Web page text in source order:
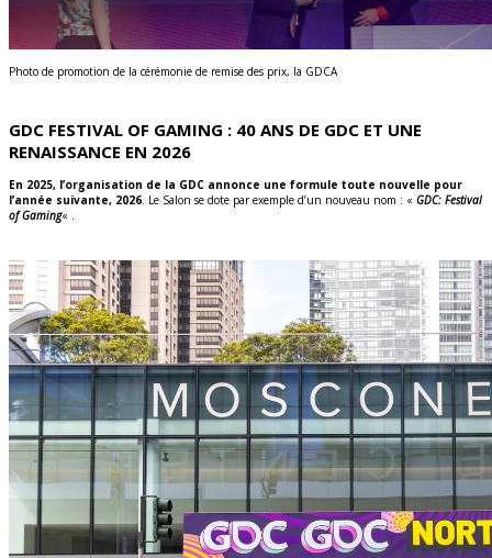
Photo de promotion de la cérémonie de remise des prix, la GDCA
GDC FESTIVAL OF GAMING : 40 ANS DE GDC ET UNE
RENAISSANCE EN 2026
En 2025, l’organisation de la GDC annonce une formule toute nouvelle pour
l’année suivante, 2026 . Le Salon se dote par exemple d’un nouveau nom : « GDC: Festival
of Gaming« .